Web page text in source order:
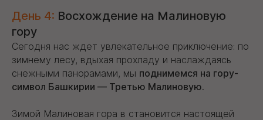
День 4: Восхождение на Малиновую
гору
Сегодня нас ждет увлекательное приключение: по
зимнему лесу, вдыхая прохладу и наслаждаясь
снежными панорамами, мы поднимемся на гору-
символ Башкирии — Третью Малиновую.
Зимой Малиновая гора в становится настоящей